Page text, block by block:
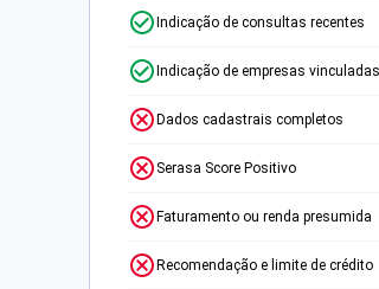
Indicação de consultas recentes
Indicação de empresas vinculadas
Dados cadastrais completos
Serasa Score Positivo
Faturamento ou renda presumida
Recomendação e limite de crédito